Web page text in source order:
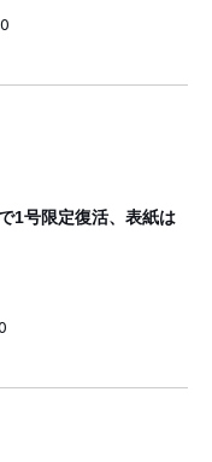
1号限定復活、表紙は